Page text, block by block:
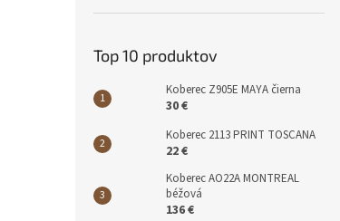
Top 10 produktov
Koberec Z905E MAYA čierna
30 €
Koberec 2113 PRINT TOSCANA
22 €
Koberec AO22A MONTREAL
béžová
136 €